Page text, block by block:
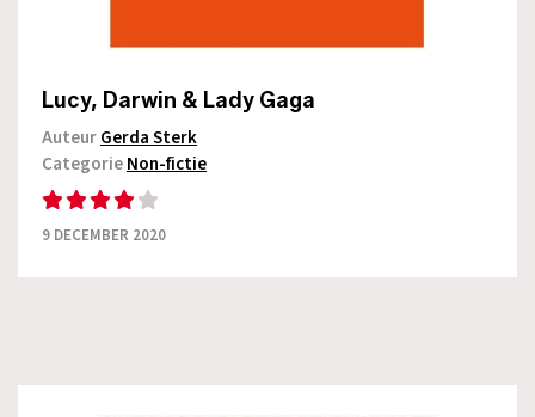
Lucy, Darwin & Lady Gaga
AuteurGerda Sterk
CategorieNon-fictie
9 DECEMBER 2020